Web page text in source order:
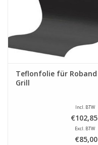
Teflonfolie für Roband
Grill
Incl. BTW
€102,85
Excl. BTW
€85,00